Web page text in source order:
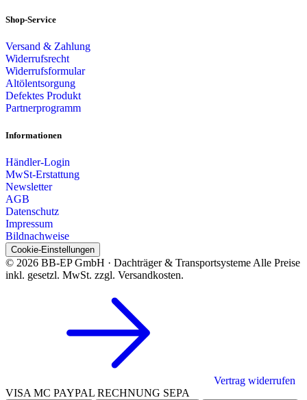
Shop-Service
Versand & Zahlung
Widerrufsrecht
Widerrufsformular
Altölentsorgung
Defektes Produkt
Partnerprogramm
Informationen
Händler-Login
MwSt-Erstattung
Newsletter
AGB
Datenschutz
Impressum
Bildnachweise
Cookie-Einstellungen
© 2026 BB-EP GmbH · Dachträger & Transportsysteme Alle Preise
inkl. gesetzl. MwSt. zzgl. Versandkosten.
Vertrag widerrufen
VISA MC PAYPAL RECHNUNG SEPA